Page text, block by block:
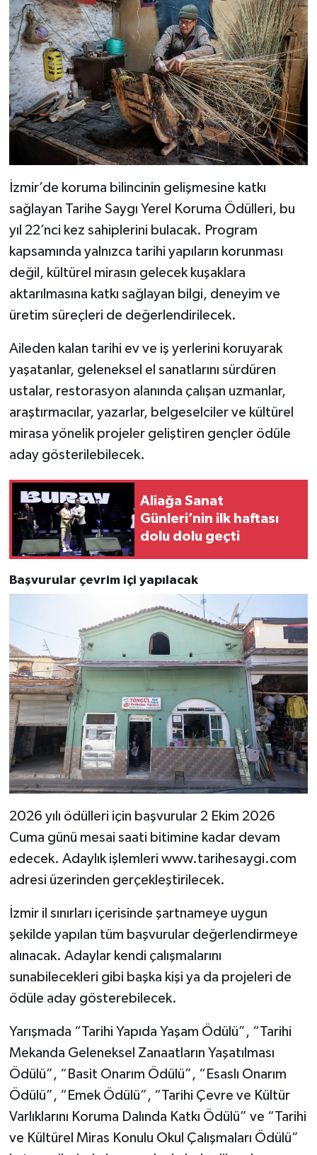
İzmir’de koruma bilincinin gelişmesine katkı
sağlayan Tarihe Saygı Yerel Koruma Ödülleri, bu
yıl 22’nci kez sahiplerini bulacak. Program
kapsamında yalnızca tarihi yapıların korunması
değil, kültürel mirasın gelecek kuşaklara
aktarılmasına katkı sağlayan bilgi, deneyim ve
üretim süreçleri de değerlendirilecek.
Aileden kalan tarihi ev ve iş yerlerini koruyarak
yaşatanlar, geleneksel el sanatlarını sürdüren
ustalar, restorasyon alanında çalışan uzmanlar,
araştırmacılar, yazarlar, belgeselciler ve kültürel
mirasa yönelik projeler geliştiren gençler ödüle
aday gösterilebilecek.
Aliağa Sanat
Günleri’nin ilk haftası
dolu dolu geçti
Başvurular çevrim içi yapılacak
2026 yılı ödülleri için başvurular 2 Ekim 2026
Cuma günü mesai saati bitimine kadar devam
edecek. Adaylık işlemleri www.tarihesaygi.com
adresi üzerinden gerçekleştirilecek.
İzmir il sınırları içerisinde şartnameye uygun
şekilde yapılan tüm başvurular değerlendirmeye
alınacak. Adaylar kendi çalışmalarını
sunabilecekleri gibi başka kişi ya da projeleri de
ödüle aday gösterebilecek.
Yarışmada “Tarihi Yapıda Yaşam Ödülü”, “Tarihi
Mekanda Geleneksel Zanaatların Yaşatılması
Ödülü”, “Basit Onarım Ödülü”, “Esaslı Onarım
Ödülü”, “Emek Ödülü”, “Tarihi Çevre ve Kültür
Varlıklarını Koruma Dalında Katkı Ödülü” ve “Tarihi
ve Kültürel Miras Konulu Okul Çalışmaları Ödülü”